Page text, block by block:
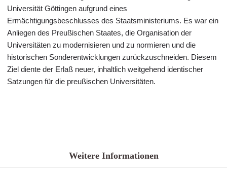
Universität Göttingen aufgrund eines
Ermächtigungsbeschlusses des Staatsministeriums. Es war ein
Anliegen des Preußischen Staates, die Organisation der
Universitäten zu modernisieren und zu normieren und die
historischen Sonderentwicklungen zurückzuschneiden. Diesem
Ziel diente der Erlaß neuer, inhaltlich weitgehend identischer
Satzungen für die preußischen Universitäten.
Weitere Informationen